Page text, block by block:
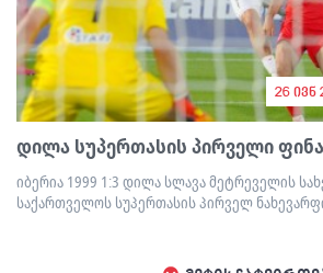
26 ივნ
დილა სუპერთასის პირველი
იბერია 1999 1:3 დილა სლავა მეტრეველის
საქართველოს სუპერთასის პირველ